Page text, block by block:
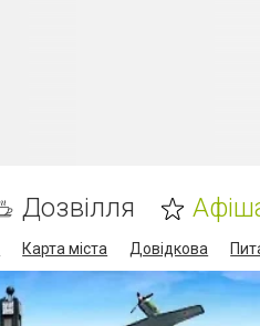
Дозвілля
Карта міста Довідкова